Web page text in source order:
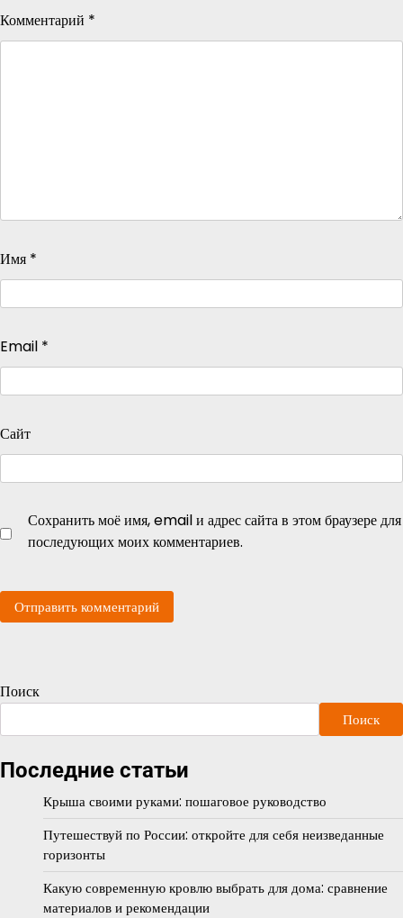
Комментарий *
Имя *
Email *
Сайт
Сохранить моё имя, email и адрес сайта в этом браузере для
последующих моих комментариев.
Поиск
Поиск
Последние статьи
Крыша своими руками: пошаговое руководство
Путешествуй по России: откройте для себя неизведанные
горизонты
Какую современную кровлю выбрать для дома: сравнение
материалов и рекомендации